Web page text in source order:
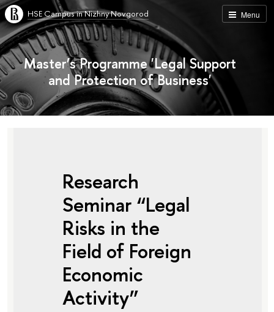
Menu
HSE Campus in Nizhny Novgorod
Master’s Programme 'Legal Support
and Protection of Business'
Research
Seminar “Legal
Risks in the
Field of Foreign
Economic
Activity”